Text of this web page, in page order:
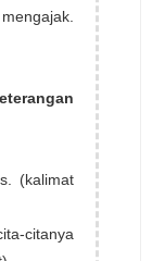
(kalimat
citanya